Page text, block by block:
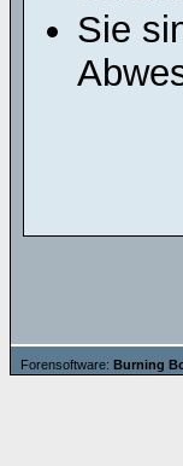
Sie
Forensoftware: Burning